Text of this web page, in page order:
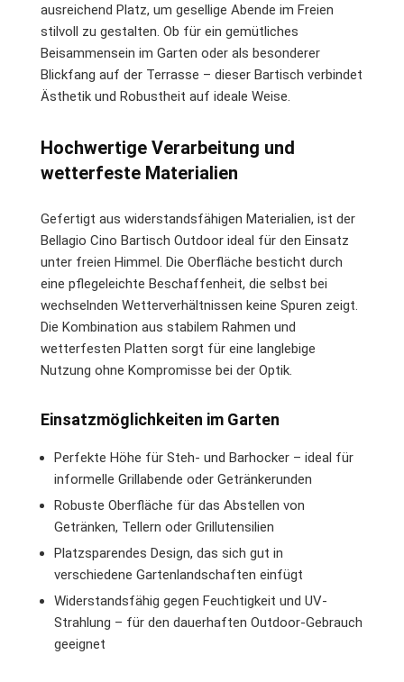
ausreichend Platz, um gesellige Abende im Freien
stilvoll zu gestalten. Ob für ein gemütliches
Beisammensein im Garten oder als besonderer
Blickfang auf der Terrasse – dieser Bartisch verbindet
Ästhetik und Robustheit auf ideale Weise.
Hochwertige Verarbeitung und
wetterfeste Materialien
Gefertigt aus widerstandsfähigen Materialien, ist der
Bellagio Cino Bartisch Outdoor ideal für den Einsatz
unter freien Himmel. Die Oberfläche besticht durch
eine pflegeleichte Beschaffenheit, die selbst bei
wechselnden Wetterverhältnissen keine Spuren zeigt.
Die Kombination aus stabilem Rahmen und
wetterfesten Platten sorgt für eine langlebige
Nutzung ohne Kompromisse bei der Optik.
Einsatzmöglichkeiten im Garten
Perfekte Höhe für Steh- und Barhocker – ideal für
informelle Grillabende oder Getränkerunden
Robuste Oberfläche für das Abstellen von
Getränken, Tellern oder Grillutensilien
Platzsparendes Design, das sich gut in
verschiedene Gartenlandschaften einfügt
Widerstandsfähig gegen Feuchtigkeit und UV-
Strahlung – für den dauerhaften Outdoor-Gebrauch
geeignet